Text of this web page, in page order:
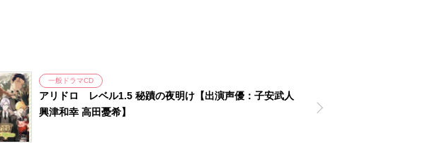
一般ドラマCD
アリドロ レベル1.5 秘蹟の夜明け【出演声優：子安武人
興津和幸 高田憂希】